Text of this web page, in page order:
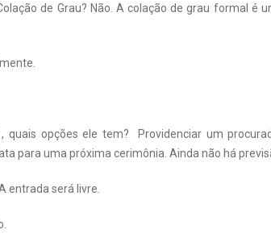
de Grau? Não. A colação de grau formal
quais opções ele tem? Providenciar um
para uma próxima cerimônia. Ainda não há
entrada será livre.